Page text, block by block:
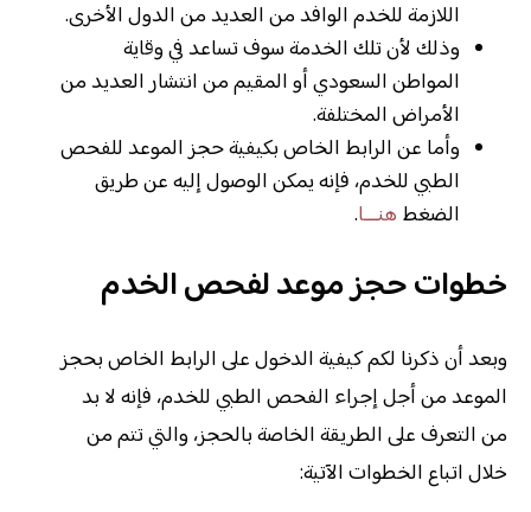
اللازمة للخدم الوافد من العديد من الدول الأخرى.
وذلك لأن تلك الخدمة سوف تساعد في وقاية
المواطن السعودي أو المقيم من انتشار العديد من
الأمراض المختلفة.
وأما عن الرابط الخاص بكيفية حجز الموعد للفحص
الطبي للخدم، فإنه يمكن الوصول إليه عن طريق
الضغط هنـــا.
خطوات حجز موعد لفحص الخدم
وبعد أن ذكرنا لكم كيفية الدخول على الرابط الخاص بحجز
الموعد من أجل إجراء الفحص الطبي للخدم، فإنه لا بد
من التعرف على الطريقة الخاصة بالحجز، والتي تتم من
خلال اتباع الخطوات الآتية: